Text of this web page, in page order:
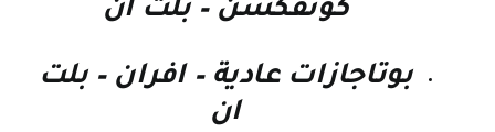
كونفكشن – بلت ان
بوتاجازات عادية – افران – بلت
ان